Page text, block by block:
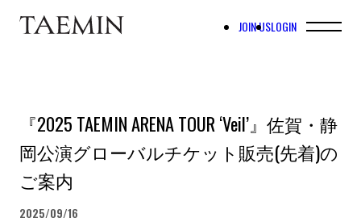
JOIN USLOGIN
『2025 TAEMIN ARENA TOUR ‘Veil’』佐賀・静
岡公演グローバルチケット販売(先着)の
ご案内
2025/09/16